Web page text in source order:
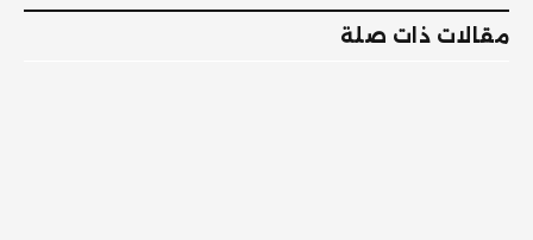
مقالات ذات صلة